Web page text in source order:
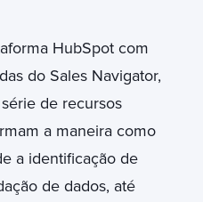
HubSpot com
do Sales Navigator,
de recursos
a maneira como
a identificação de
de dados, até